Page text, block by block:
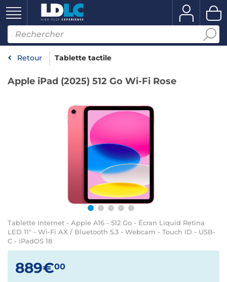
Retour Tablette tactile
Apple iPad (2025) 512 Go Wi-Fi Rose
Tablette Internet - Apple A16 - 512 Go - Écran Liquid Retina
LED 11" - Wi-Fi AX / Bluetooth 5.3 - Webcam - Touch ID - USB-
C - iPadOS 18
889€00